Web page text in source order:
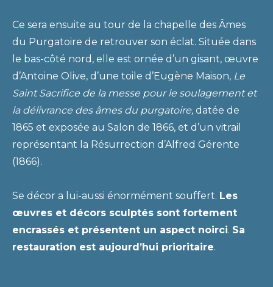
Ce sera ensuite au tour de la chapelle des Âmes
du Purgatoire de retrouver son éclat. Située dans
le bas-côté nord, elle est ornée d’un gisant, œuvre
d’Antoine Olive, d’une toile d’Eugène Maison, Le
Saint Sacrifice de la messe pour le soulagement et
la délivrance des âmes du purgatoire, datée de
1865 et exposée au Salon de 1866, et d’un vitrail
représentant la Résurrection d’Alfred Gérente
(1866).
Se décor a lui-aussi énormément souffert. Les
œuvres et décors sculptés sont fortement
encrassés et présentent un aspect noirci. Sa
restauration est aujourd’hui prioritaire.